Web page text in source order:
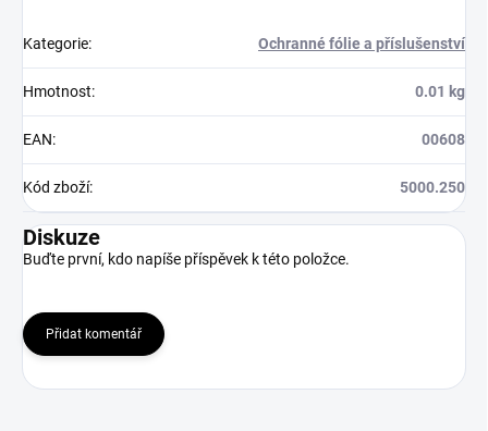
Kategorie: Ochranné fólie a příslušenství
Hmotnost: 0.01 kg
EAN: 00608
Kód zboží: 5000.250
Diskuze
Buďte první, kdo napíše příspěvek k této položce.
Přidat komentář